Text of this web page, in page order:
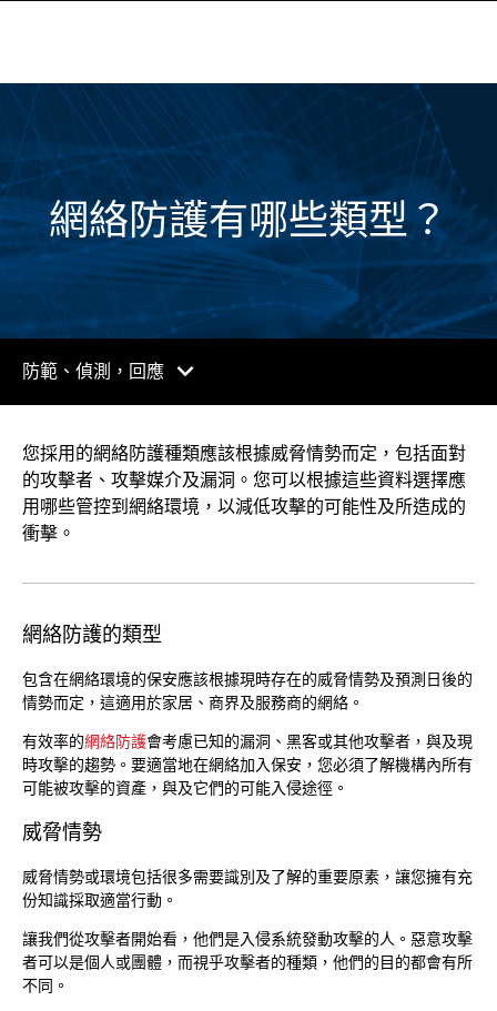
網絡防護有哪些類型？
防範、偵測，回應 chevron_right
您採用的網絡防護種類應該根據威脅情勢而定，包括面對
的攻擊者、攻擊媒介及漏洞。您可以根據這些資料選擇應
用哪些管控到網絡環境，以減低攻擊的可能性及所造成的
衝擊。
網絡防護的類型
包含在網絡環境的保安應該根據現時存在的威脅情勢及預測日後的
情勢而定，這適用於家居、商界及服務商的網絡。
有效率的網絡防護會考慮已知的漏洞、黑客或其他攻擊者，與及現
時攻擊的趨勢。要適當地在網絡加入保安，您必須了解機構內所有
可能被攻擊的資產，與及它們的可能入侵途徑。
威脅情勢
威脅情勢或環境包括很多需要識別及了解的重要原素，讓您擁有充
份知識採取適當行動。
讓我們從攻擊者開始看，他們是入侵系統發動攻擊的人。惡意攻擊
者可以是個人或團體，而視乎攻擊者的種類，他們的目的都會有所
不同。